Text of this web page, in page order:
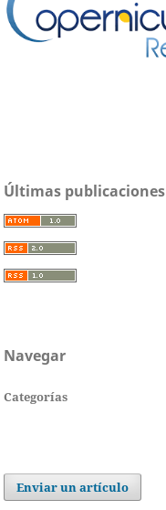
Últimas publicaciones
Navegar
Categorías
Enviar un artículo